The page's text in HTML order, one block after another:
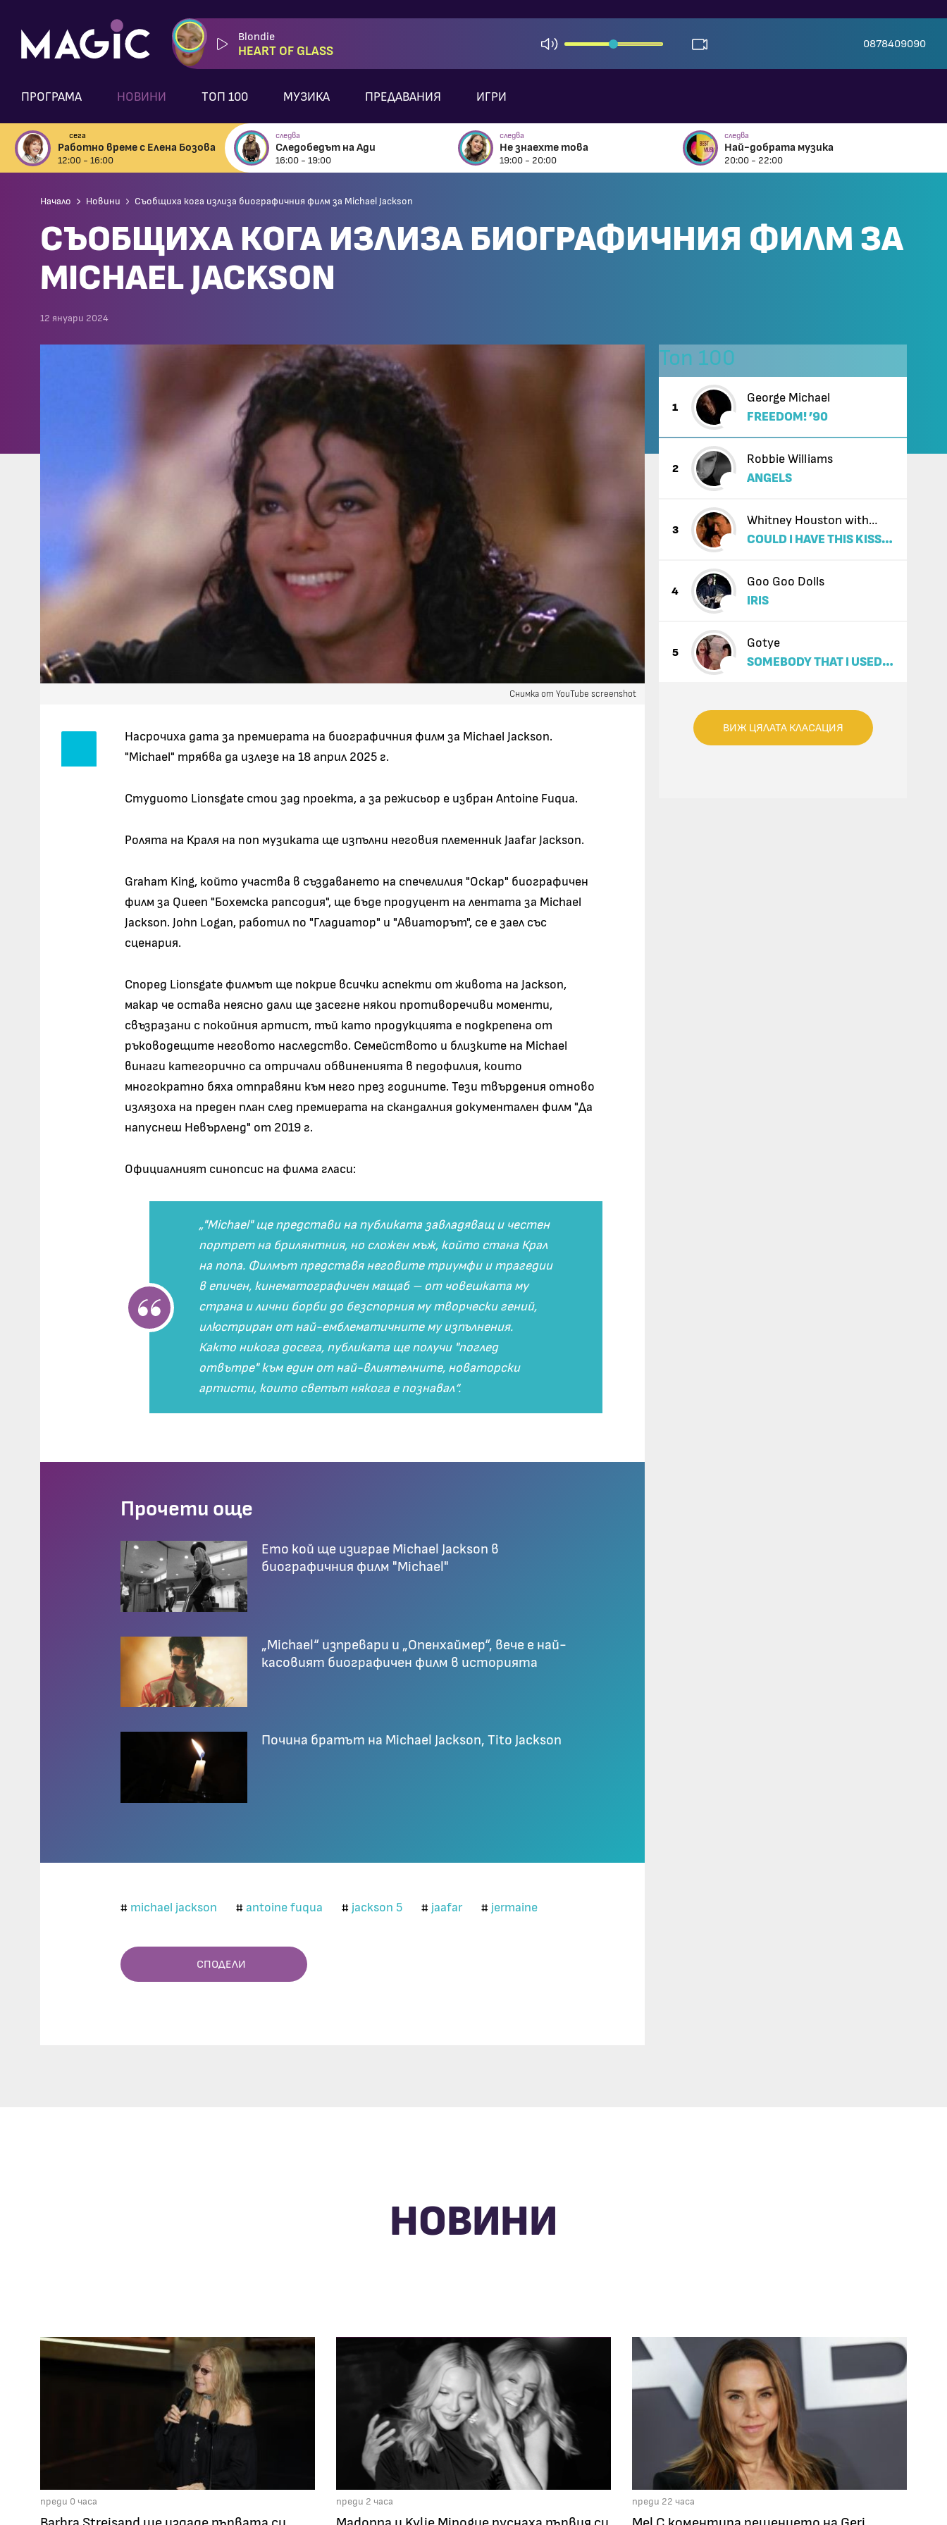
Blondie
HEART OF GLASS
0878409090
ПРОГРАМА НОВИНИ ТОП 100 МУЗИКА ПРЕДАВАНИЯ ИГРИ
сега
Работно време с Елена Бозова
12:00 - 16:00
следва
Следобедът на Ади
16:00 - 19:00
следва
Не знаехте това
19:00 - 20:00
следва
Най-добрата музика
20:00 - 22:00
Начало Новини Съобщиха кога излиза биографичния филм за Michael Jackson
СЪОБЩИХА КОГА ИЗЛИЗА БИОГРАФИЧНИЯ ФИЛМ ЗА
MICHAEL JACKSON
12 януари 2024
Снимка от YouTube screenshot
Насрочиха дата за премиерата на биографичния филм за Michael Jackson.
"Michael" трябва да излезе на 18 април 2025 г.
Студиото Lionsgate стои зад проекта, а за режисьор е избран Antoine Fuqua.
Ролята на Краля на поп музиката ще изпълни неговия племенник Jaafar Jackson.
Graham King, който участва в създаването на спечелилия "Оскар" биографичен
филм за Queen "Бохемска рапсодия", ще бъде продуцент на лентата за Michael
Jackson. John Logan, работил по "Гладиатор" и "Авиаторът", се е заел със
сценария.
Според Lionsgate филмът ще покрие всички аспекти от живота на Jackson,
макар че остава неясно дали ще засегне някои противоречиви моменти,
свъзразани с покойния артист, тъй като продукцията е подкрепена от
ръководещите неговото наследство. Семейството и близките на Michael
винаги категорично са отричали обвиненията в педофилия, които
многократно бяха отправяни към него през годините. Тези твърдения отново
излязоха на преден план след премиерата на скандалния документален филм "Да
напуснеш Невърленд" от 2019 г.
Официалният синопсис на филма гласи:
„"Michael" ще представи на публиката завладяващ и честен
портрет на брилянтния, но сложен мъж, който стана Крал
на попа. Филмът представя неговите триумфи и трагедии
в епичен, кинематографичен мащаб – от човешката му
страна и лични борби до безспорния му творчески гений,
илюстриран от най-емблематичните му изпълнения.
Както никога досега, публиката ще получи "поглед
отвътре" към един от най-влиятелните, новаторски
артисти, които светът някога е познавал“.
Прочети още
Ето кой ще изиграе Michael Jackson в
биографичния филм "Michael"
„Michael“ изпревари и „Опенхаймер“, вече е най-
касовият биографичен филм в историята
Почина братът на Michael Jackson, Tito Jackson
# michael jackson # antoine fuqua # jackson 5 # jaafar # jermaine
СПОДЕЛИ
Топ 100
1
George Michael
FREEDOM! ’90
2
Robbie Williams
ANGELS
3
Whitney Houston with
Enrique Iglesias
COULD I HAVE THIS KISS
4
Goo Goo Dolls
IRIS
5
Gotye
SOMEBODY THAT I USED
ВИЖ ЦЯЛАТА КЛАСАЦИЯ
НОВИНИ
преди 0 часа преди 2 часа преди 22 часа